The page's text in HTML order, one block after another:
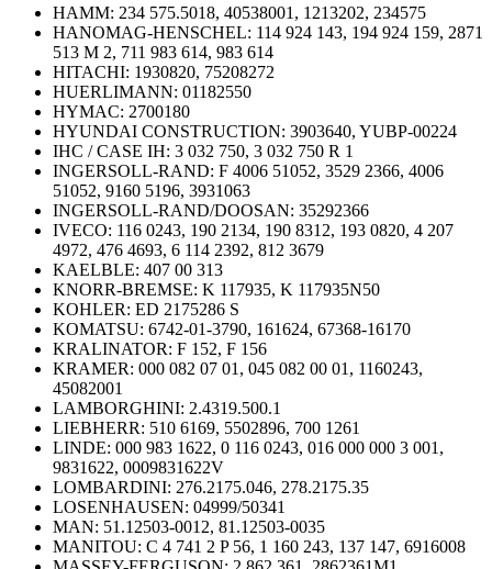
HAMM: 234 575.5018, 40538001, 1213202, 234575
HANOMAG-HENSCHEL: 114 924 143, 194 924 159, 2871
513 M 2, 711 983 614, 983 614
HITACHI: 1930820, 75208272
HUERLIMANN: 01182550
HYMAC: 2700180
HYUNDAI CONSTRUCTION: 3903640, YUBP-00224
IHC / CASE IH: 3 032 750, 3 032 750 R 1
INGERSOLL-RAND: F 4006 51052, 3529 2366, 4006
51052, 9160 5196, 3931063
INGERSOLL-RAND/DOOSAN: 35292366
IVECO: 116 0243, 190 2134, 190 8312, 193 0820, 4 207
4972, 476 4693, 6 114 2392, 812 3679
KAELBLE: 407 00 313
KNORR-BREMSE: K 117935, K 117935N50
KOHLER: ED 2175286 S
KOMATSU: 6742-01-3790, 161624, 67368-16170
KRALINATOR: F 152, F 156
KRAMER: 000 082 07 01, 045 082 00 01, 1160243,
45082001
LAMBORGHINI: 2.4319.500.1
LIEBHERR: 510 6169, 5502896, 700 1261
LINDE: 000 983 1622, 0 116 0243, 016 000 000 3 001,
9831622, 0009831622V
LOMBARDINI: 276.2175.046, 278.2175.35
LOSENHAUSEN: 04999/50341
MAN: 51.12503-0012, 81.12503-0035
MANITOU: C 4 741 2 P 56, 1 160 243, 137 147, 6916008